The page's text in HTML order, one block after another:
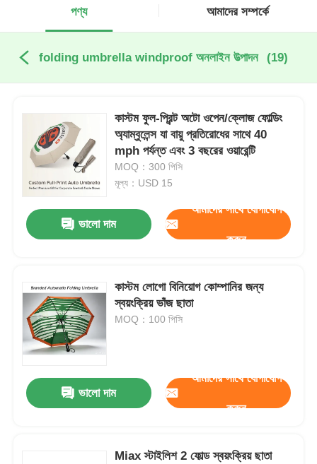
পণ্য আমাদের সম্পর্কে
folding umbrella windproof অনলাইন উত্পাদন (19)
কাস্টম ফুল-প্রিন্ট অটো ওপেন/ক্লোজ ফোল্ডিং
অ্যাম্বুলেন্স যা বায়ু প্রতিরোধের সাথে 40
mph পর্যন্ত এবং 3 বছরের ওয়ারেন্টি
MOQ：300 পিসি
মূল্য：USD 15
ভালো দাম
আমাদের সাথে যোগাযোগ
করুন
কাস্টম লোগো বিনিয়োগ কোম্পানির জন্য
স্বয়ংক্রিয় ভাঁজ ছাতা
MOQ：100 পিসি
ভালো দাম
আমাদের সাথে যোগাযোগ
করুন
Miax স্টাইলিশ 2 ফোল্ড স্বয়ংক্রিয় ছাতা